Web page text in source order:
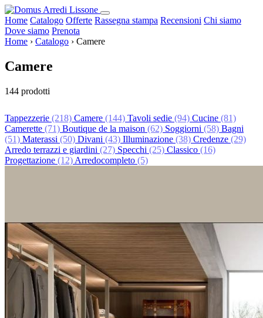
Home Catalogo Offerte Rassegna stampa Recensioni Chi siamo
Dove siamo Prenota
Home › Catalogo › Camere
Camere
144 prodotti
Tappezzerie (218) Camere (144) Tavoli sedie (94) Cucine (81)
Camerette (71) Boutique de la maison (62) Soggiorni (58) Bagni
(51) Materassi (50) Divani (43) Illuminazione (38) Credenze (29)
Arredo terrazzi e giardini (27) Specchi (25) Classico (16)
Progettazione (12) Arredocompleto (5)